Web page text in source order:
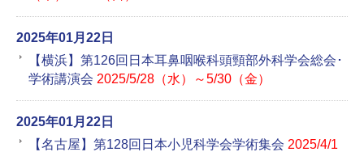
2025年01月22日
【横浜】第126回日本耳鼻咽喉科頭頸部外科学会総会･
学術講演会 2025/5/28（水）～5/30（金）
2025年01月22日
【名古屋】第128回日本小児科学会学術集会 2025/4/1